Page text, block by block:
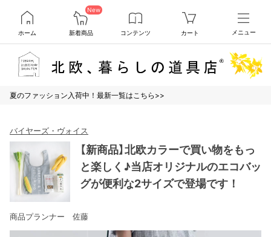
ホーム
New
新着商品 コンテンツ カート メニュー
夏のファッション入荷中！最新一覧はこちら>>
バイヤーズ・ヴォイス
【新商品】北欧カラーで買い物をもっ
と楽しく♪当店オリジナルのエコバッ
グが便利な2サイズで登場です！
商品プランナー 佐藤